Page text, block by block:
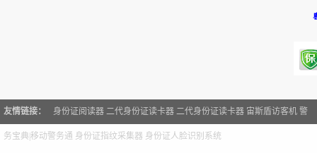
友情链接： 身份证阅读器 二代身份证读卡器 二代身份证读卡器 宙斯盾访客机 警
务宝典|移动警务通 身份证指纹采集器 身份证人脸识别系统